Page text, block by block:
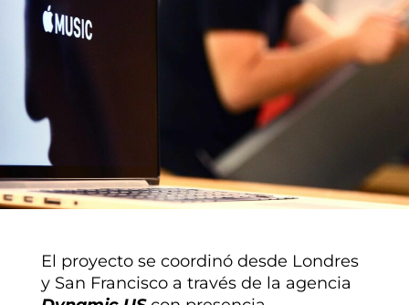
El proyecto se coordinó desde Londres
y San Francisco a través de la agencia